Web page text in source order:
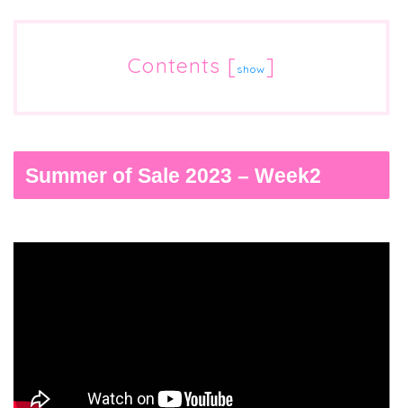
Contents [ show]
Summer of Sale 2023 – Week2